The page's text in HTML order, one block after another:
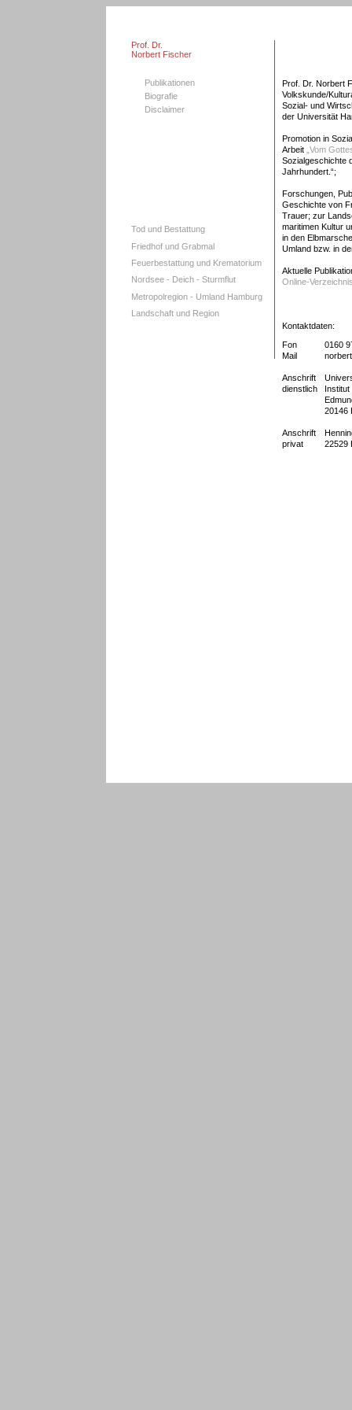
Prof. Dr.
Norbert Fischer
Tod und Bestattung
Friedhof und Grabmal
Feuerbestattung und Krematorium
Nordsee - Deich - Sturmflut
Metropolregion - Umland Hamburg
Landschaft und Region
Publikationen
Biografie
Disclaimer
Prof. Dr. Norbert
Volkskunde/
Sozial- und
der Universität
Promotion in
Arbeit „Vom
Sozialgeschichte
Jahrhundert.“;
Forschungen,
Geschichte von
Trauer; zur
maritimen Kultur
in den
Umland bzw. in
Aktuelle
Online-
Kontaktdaten:
Fon
0160
Mail
Anschrift
dienstlich
20146
Anschrift
privat
22529